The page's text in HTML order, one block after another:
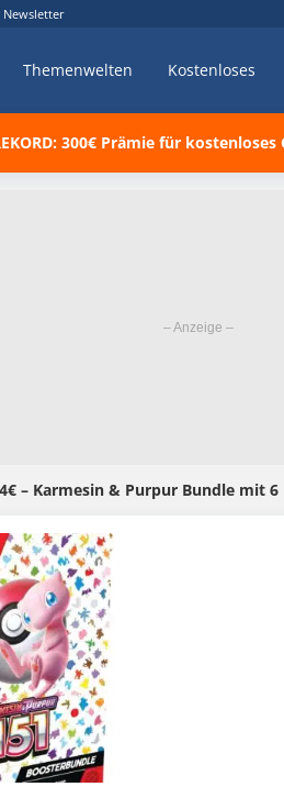
Newsletter
Themenwelten Kostenloses
300€ Prämie für
– Karmesin & Purpur Bundle mit 6